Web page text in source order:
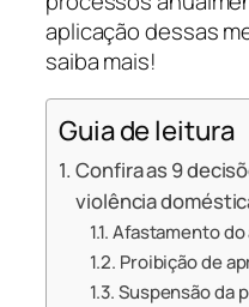
aplicação dessas
saiba mais!
Guia de leitura
Confira as 9
violência
Afastamento
Proibição de
Suspensão da